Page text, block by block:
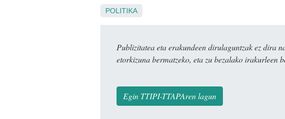
POLITIKA
Publizitatea eta erakundeen dirulaguntzak ez dira
etorkizuna bermatzeko, eta zu bezalako irakurleen
Egin TTIPI-TTAPAren lagun